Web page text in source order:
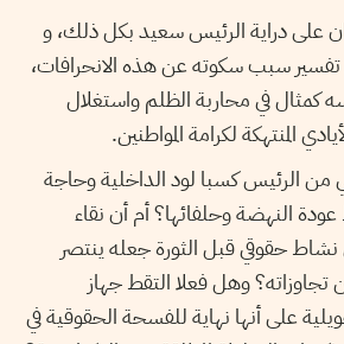
على دراية الرئيس سعيد بكل ذلك، و
تفسير سبب سكوته عن هذه الانحرافات،
كمثال في محاربة الظلم واستغلال
المنتهكة لكرامة المواطنين.
الرئيس كسبا لود الداخلية وحاجة
النهضة وحلفائها؟ أم أن نقاء
حقوقي قبل الثورة جعله ينتصر
وهل فعلا التقط جهاز
لحظة 25 جويلية على أنها نهاية للفسحة الحقوقية في